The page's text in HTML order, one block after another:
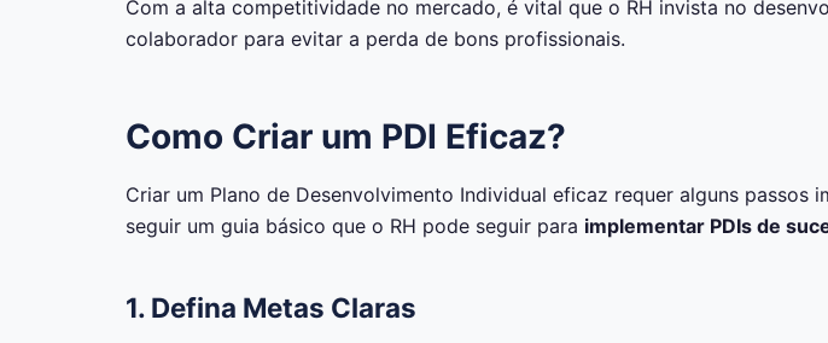
Com a alta competitividade no mercado, é vital que o RH invista no
colaborador para evitar a perda de bons profissionais.
Como Criar um PDI Eficaz?
Criar um Plano de Desenvolvimento Individual eficaz requer alguns passos
seguir um guia básico que o RH pode seguir para implementar PDIs de
1. Defina Metas Claras